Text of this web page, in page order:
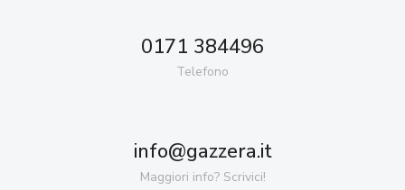
0171 384496
Telefono
info@gazzera.it
Maggiori info? Scrivici!